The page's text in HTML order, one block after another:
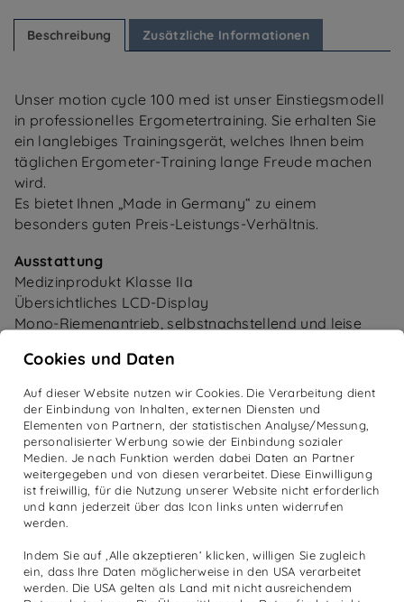
Beschreibung Zusätzliche Informationen
Unser motion cycle 100 med ist unser Einstiegsmodell
in professionelles Ergometertraining. Sie erhalten Sie
ein langlebiges Trainingsgerät, welches Ihnen beim
täglichen Ergometer-Training lange Freude machen
wird.
Es bietet Ihnen „Made in Germany“ zu einem
besonders guten Preis-Leistungs-Verhältnis.
Ausstattung
Medizinprodukt Klasse IIa
Übersichtliches LCD-Display
Mono-Riemenantrieb, selbstnachstellend und leise
mit automatischer Kopplung (5 kHz und Bluetooth
Low Energy)
Tiefer, breiter Durchstieg
Vertikal verstellbarer Sattel
Trainingsprogramme
Quickstart
Watt (Zeittraining)
Pulstraining
Technische Daten
Maße (L/B/H): 117/65/145 cm
Cookies und Daten
Auf dieser Website nutzen wir Cookies. Die Verarbeitung dient
der Einbindung von Inhalten, externen Diensten und
Elementen von Partnern, der statistischen Analyse/Messung,
personalisierter Werbung sowie der Einbindung sozialer
Medien. Je nach Funktion werden dabei Daten an Partner
weitergegeben und von diesen verarbeitet. Diese Einwilligung
ist freiwillig, für die Nutzung unserer Website nicht erforderlich
und kann jederzeit über das Icon links unten widerrufen
werden.
Indem Sie auf ‚Alle akzeptieren‘ klicken, willigen Sie zugleich
ein, dass Ihre Daten möglicherweise in den USA verarbeitet
werden. Die USA gelten als Land mit nicht ausreichendem